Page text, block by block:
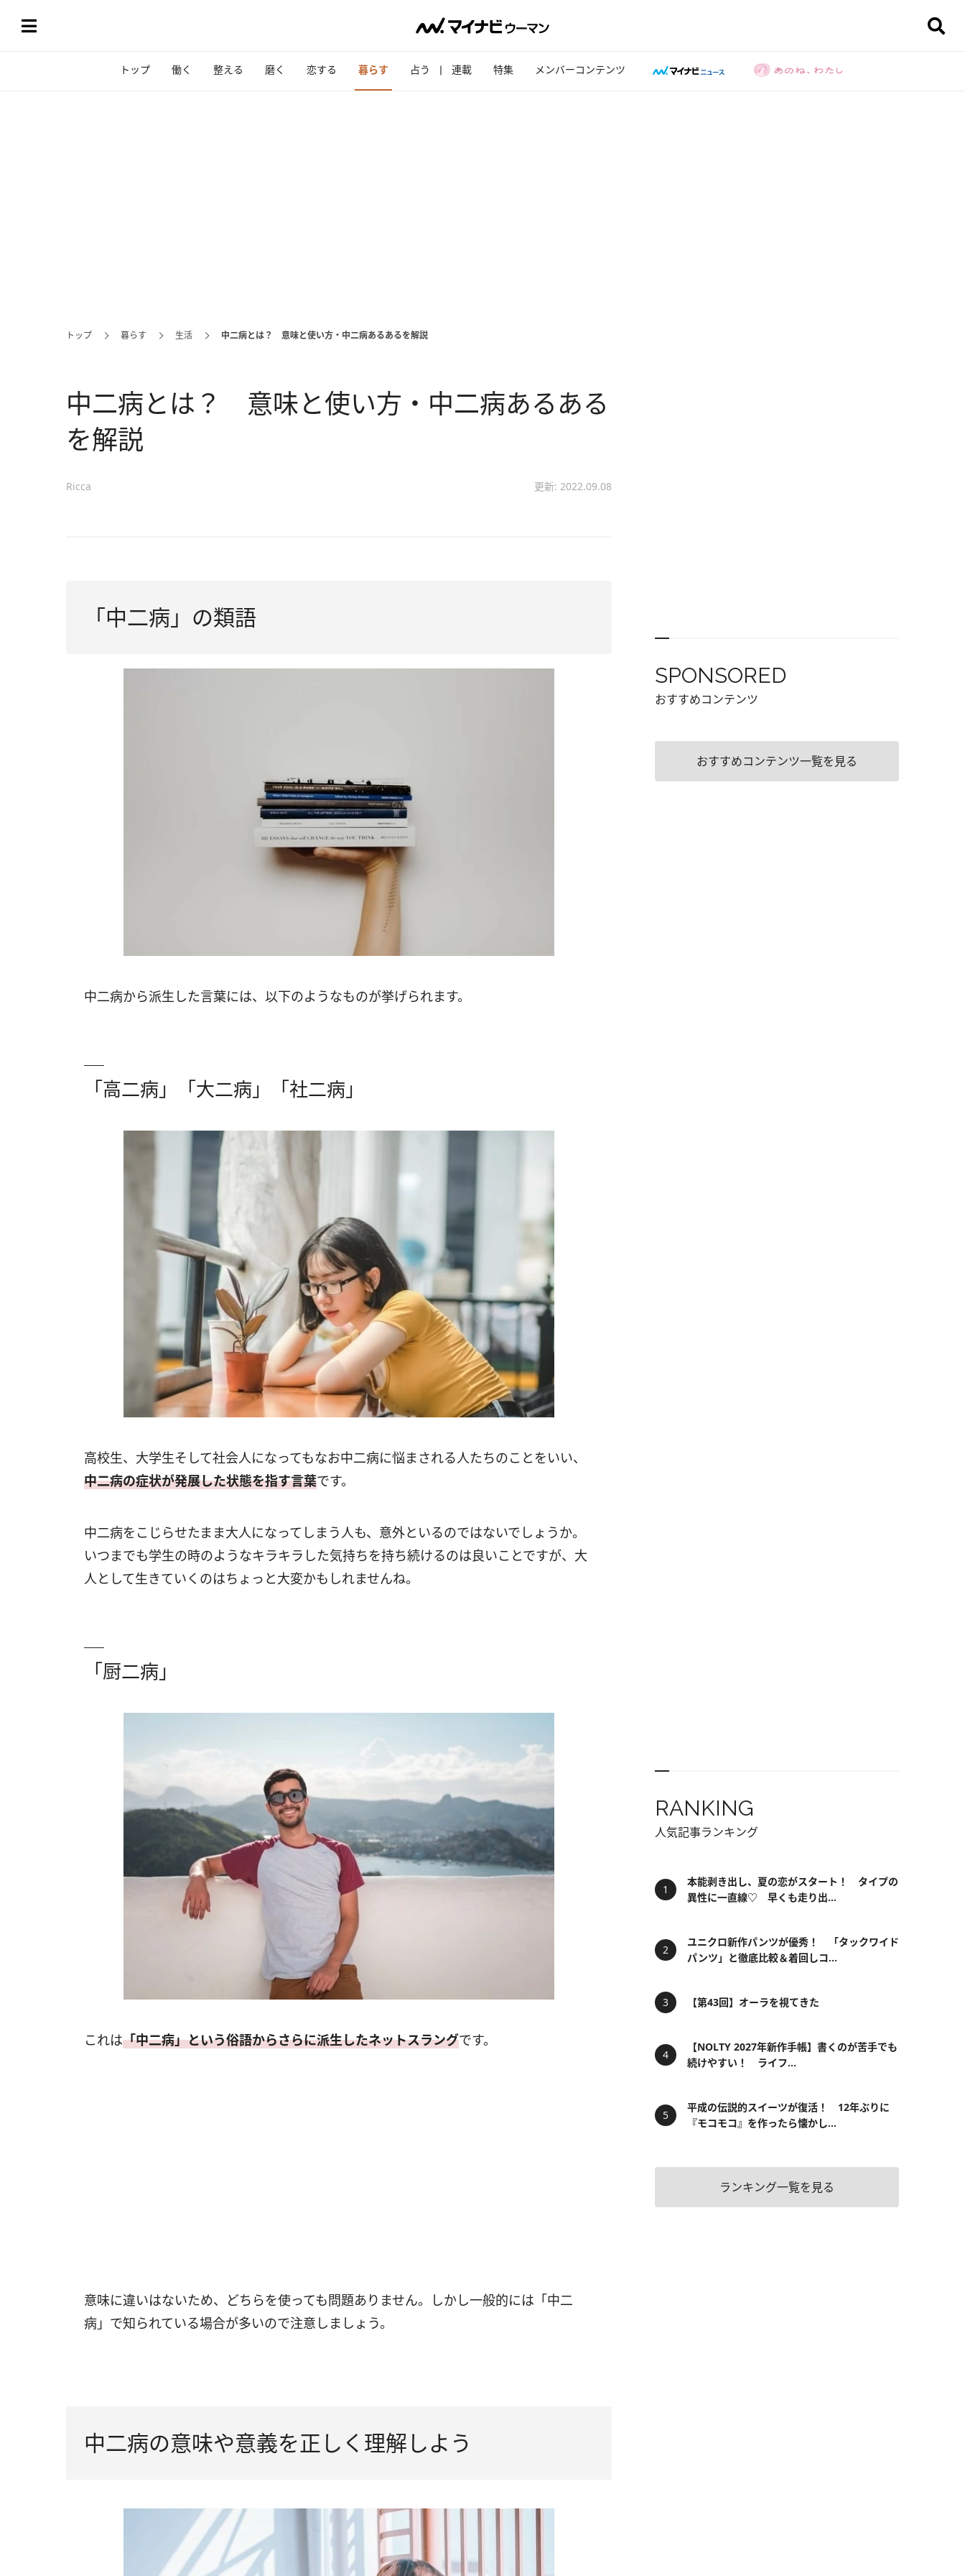
トップ 働く 整える 磨く 恋する 暮らす 占う 連載 特集 メンバーコンテンツ
トップ 暮らす 生活 中二病とは？ 意味と使い方・中二病あるあるを解説
中二病とは？ 意味と使い方・中二病あるある
を解説
Ricca 更新: 2022.09.08
「中二病」の類語
中二病から派生した言葉には、以下のようなものが挙げられます。
「高二病」「大二病」「社二病」
高校生、大学生そして社会人になってもなお中二病に悩まされる人たちのことをいい、
中二病の症状が発展した状態を指す言葉です。
中二病をこじらせたまま大人になってしまう人も、意外といるのではないでしょうか。
いつまでも学生の時のようなキラキラした気持ちを持ち続けるのは良いことですが、大
人として生きていくのはちょっと大変かもしれませんね。
「厨二病」
これは「中二病」という俗語からさらに派生したネットスラングです。
意味に違いはないため、どちらを使っても問題ありません。しかし一般的には「中二
病」で知られている場合が多いので注意しましょう。
中二病の意味や意義を正しく理解しよう
SPONSORED
おすすめコンテンツ
おすすめコンテンツ一覧を見る
RANKING
人気記事ランキング
本能剥き出し、夏の恋がスタート！ タイプの
異性に一直線♡ 早くも走り出...
ユニクロ新作パンツが優秀！ 「タックワイド
パンツ」と徹底比較＆着回しコ...
【第43回】オーラを視てきた
【NOLTY 2027年新作手帳】書くのが苦手でも
続けやすい！ ライフ...
平成の伝説的スイーツが復活！ 12年ぶりに
『モコモコ』を作ったら懐かし...
ランキング一覧を見る